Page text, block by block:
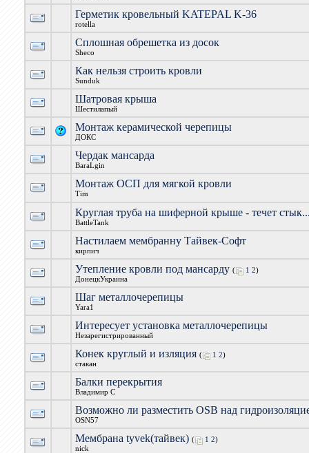
Герметик кровельный KATEPAL K-36
rotella
Сплошная обрешетка из досок
Sheco
Как нельзя строить кровли
Sunduk
Шатровая крыша
Шестилапый
Монтаж керамической черепицы
ДОКС
Чердак мансарда
BaraLgin
Монтаж ОСП для мягкой кровли
Tim
Круглая труба на шиферной крыше - течет
BattleTank
Настилаем мембранну Тайвек-Софт
кирпич
Утепление кровли под мансарду ( 1 2)
ДонецкУкраина
Шаг металлочерепицы
Yara1
Интересует установка металлочерепицы
Незарегистрированный
Конек круглый и изляция ( 1 2)
стакан
Балки перекрытия
Владимир C
Возможно ли разместить OSB над
OSN57
Мембрана tyvek(тайвек) ( 1 2)
nick